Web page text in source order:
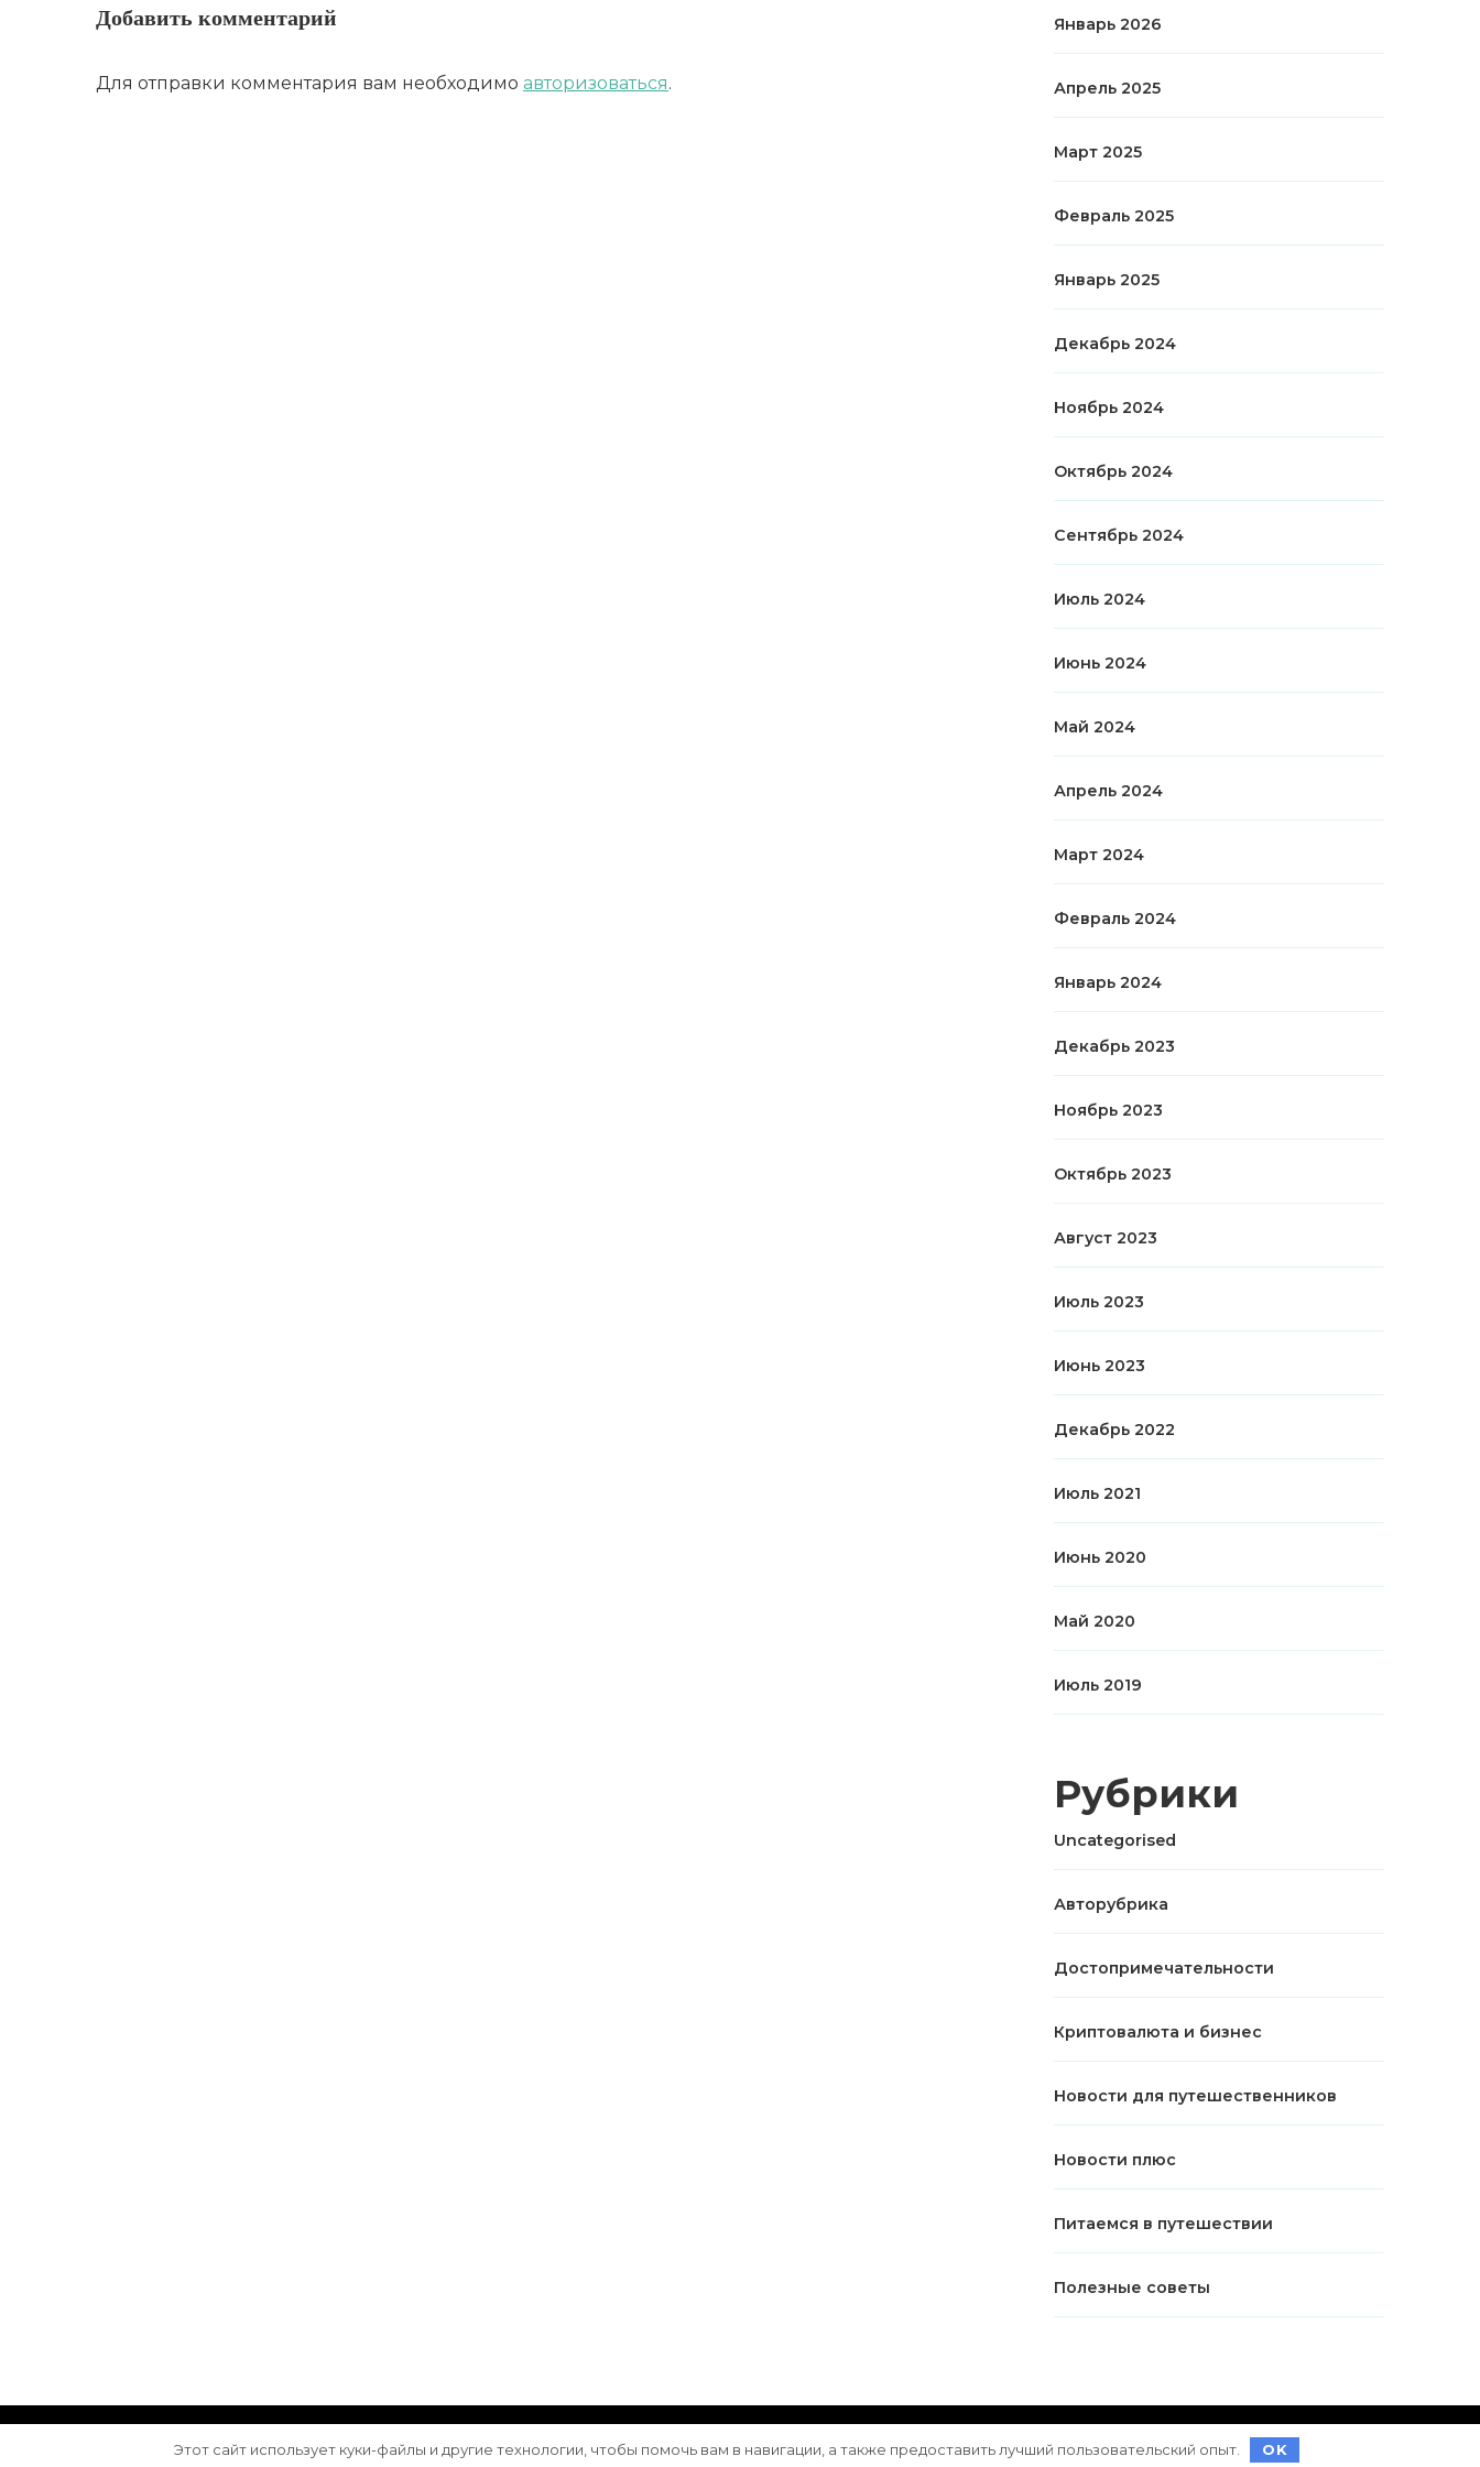
Добавить комментарий
Для отправки комментария вам необходимо авторизоваться.
Январь 2026
Апрель 2025
Март 2025
Февраль 2025
Январь 2025
Декабрь 2024
Ноябрь 2024
Октябрь 2024
Сентябрь 2024
Июль 2024
Июнь 2024
Май 2024
Апрель 2024
Март 2024
Февраль 2024
Январь 2024
Декабрь 2023
Ноябрь 2023
Октябрь 2023
Август 2023
Июль 2023
Июнь 2023
Декабрь 2022
Июль 2021
Июнь 2020
Май 2020
Июль 2019
Рубрики
Uncategorised
Авторубрика
Достопримечательности
Криптовалюта и бизнес
Новости для путешественников
Новости плюс
Питаемся в путешествии
Полезные советы
© Авторское право 2026 . Все права защищены. Vilva | Разработана WordPress
Этот сайт использует куки-файлы и другие технологии, чтобы помочь вам в навигации, а также предоставить лучший пользовательский опыт. OK